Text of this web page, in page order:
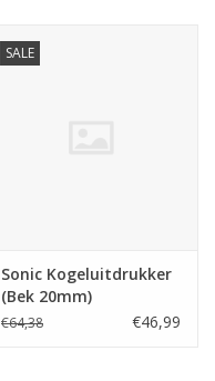
SALE
Sonic Kogeluitdrukker
(Bek 20mm)
€64,38 €46,99